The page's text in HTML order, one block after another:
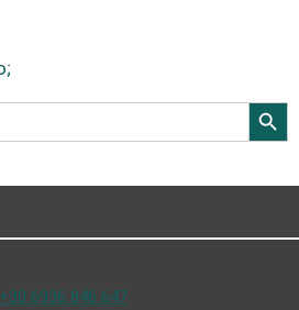
Search
+30 6936 846 647